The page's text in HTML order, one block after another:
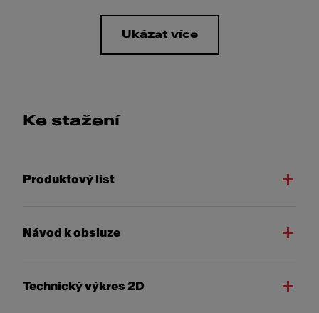
Ukázat více
Ke stažení
Produktový list
Návod k obsluze
Technický výkres 2D